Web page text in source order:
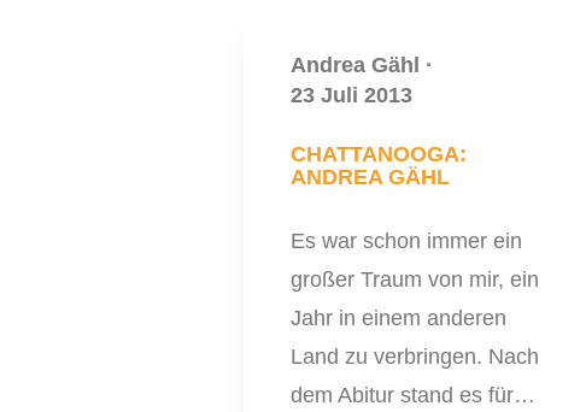
Andrea Gähl ·
23 Juli 2013
CHATTANOOGA:
ANDREA GÄHL
Es war schon immer ein
großer Traum von mir, ein
Jahr in einem anderen
Land zu verbringen. Nach
dem Abitur stand es für…